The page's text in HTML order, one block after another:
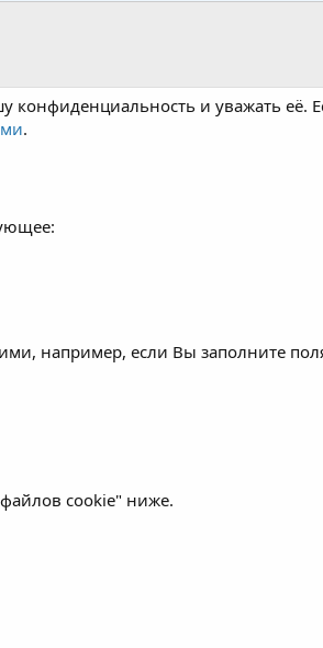
и уважать её.
.
например, если Вы заполните
cookie" ниже.